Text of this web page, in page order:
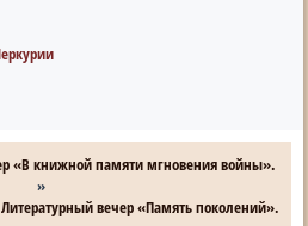
«В книжной памяти мгновения войны».
»
вечер «Память поколений».